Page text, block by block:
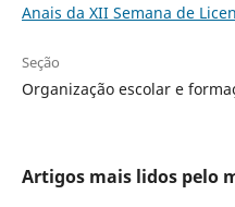
Anais da XII Semana de
Seção
Organização escolar e
Artigos mais lidos pelo